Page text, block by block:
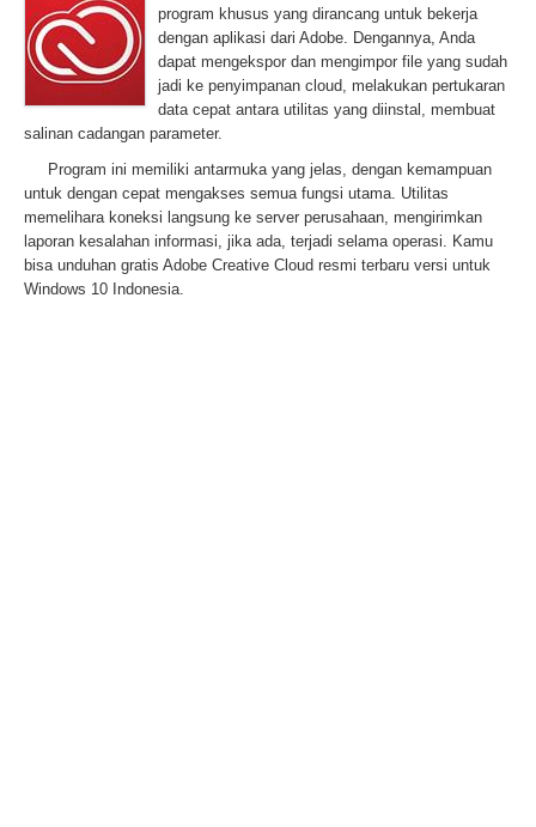
program khusus yang dirancang untuk bekerja
dengan aplikasi dari Adobe. Dengannya, Anda
dapat mengekspor dan mengimpor file yang sudah
jadi ke penyimpanan cloud, melakukan pertukaran
data cepat antara utilitas yang diinstal, membuat
salinan cadangan parameter.
Program ini memiliki antarmuka yang jelas, dengan kemampuan
untuk dengan cepat mengakses semua fungsi utama. Utilitas
memelihara koneksi langsung ke server perusahaan, mengirimkan
laporan kesalahan informasi, jika ada, terjadi selama operasi. Kamu
bisa unduhan gratis Adobe Creative Cloud resmi terbaru versi untuk
Windows 10 Indonesia.